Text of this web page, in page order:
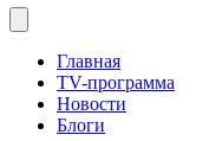
Главная
ТV-программа
Новости
Блоги